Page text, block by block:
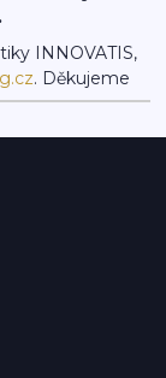
INNOVATIS,
. Děkujeme